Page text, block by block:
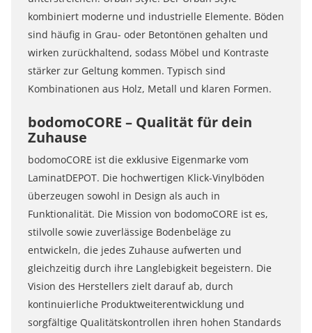
kombiniert moderne und industrielle Elemente. Böden
sind häufig in Grau- oder Betontönen gehalten und
wirken zurückhaltend, sodass Möbel und Kontraste
stärker zur Geltung kommen. Typisch sind
Kombinationen aus Holz, Metall und klaren Formen.
bodomoCORE – Qualität für dein
Zuhause
bodomoCORE ist die exklusive Eigenmarke vom
LaminatDEPOT. Die hochwertigen Klick-Vinylböden
überzeugen sowohl in Design als auch in
Funktionalität. Die Mission von bodomoCORE ist es,
stilvolle sowie zuverlässige Bodenbeläge zu
entwickeln, die jedes Zuhause aufwerten und
gleichzeitig durch ihre Langlebigkeit begeistern. Die
Vision des Herstellers zielt darauf ab, durch
kontinuierliche Produktweiterentwicklung und
sorgfältige Qualitätskontrollen ihren hohen Standards